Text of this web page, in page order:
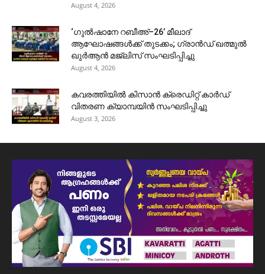
August 4, 2026
‘ഗുൽഷാനേ റബീഅ്–26’ മീലാദ്
ആഘോഷങ്ങൾക്ക് തുടക്കം; ഗ്രാൻഡ് ഖത്മുൽ
ഖുർആൻ മജ്‌ലിസ് സംഘടിപ്പിച്ചു
August 4, 2026
കവരത്തിയിൽ കിസാൻ ക്രെഡിറ്റ് കാർഡ്
വിതരണ ക്യാമ്പയിൻ സംഘടിപ്പിച്ചു
August 3, 2026